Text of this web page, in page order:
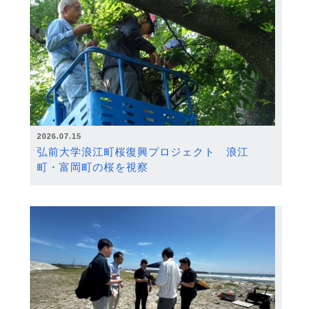
2026.07.15
弘前大学浪江町桜復興プロジェクト 浪江
町・富岡町の桜を視察